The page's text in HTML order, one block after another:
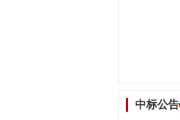
中标公告